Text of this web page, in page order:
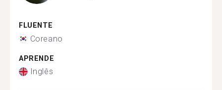
FLUENTE
Coreano
APRENDE
Inglês